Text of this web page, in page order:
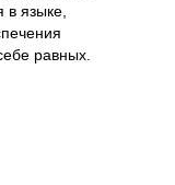
языке,
равных.